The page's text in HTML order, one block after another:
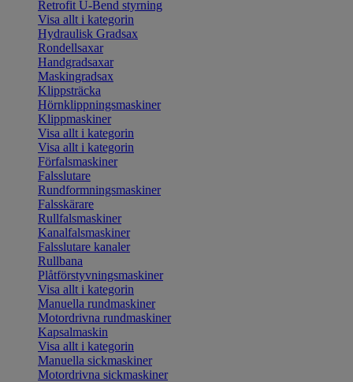
Retrofit U-Bend styrning
Visa allt i kategorin
Hydraulisk Gradsax
Rondellsaxar
Handgradsaxar
Maskingradsax
Klippsträcka
Hörnklippningsmaskiner
Klippmaskiner
Visa allt i kategorin
Visa allt i kategorin
Förfalsmaskiner
Falsslutare
Rundformningsmaskiner
Falsskärare
Rullfalsmaskiner
Kanalfalsmaskiner
Falsslutare kanaler
Rullbana
Plåtförstyvningsmaskiner
Visa allt i kategorin
Manuella rundmaskiner
Motordrivna rundmaskiner
Kapsalmaskin
Visa allt i kategorin
Manuella sickmaskiner
Motordrivna sickmaskiner